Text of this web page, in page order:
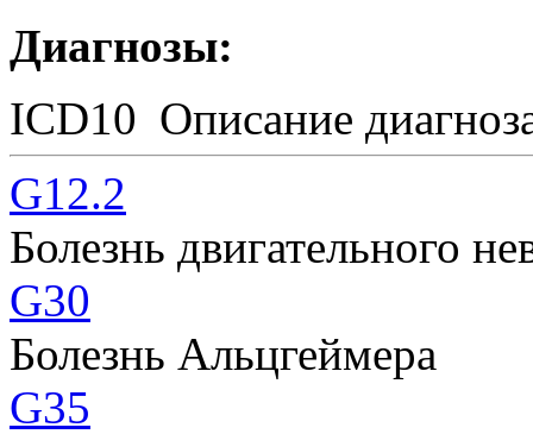
Диагнозы:
ICD10 Описание
G12.2
Болезнь двигательного
G30
Болезнь Альцгеймера
G35